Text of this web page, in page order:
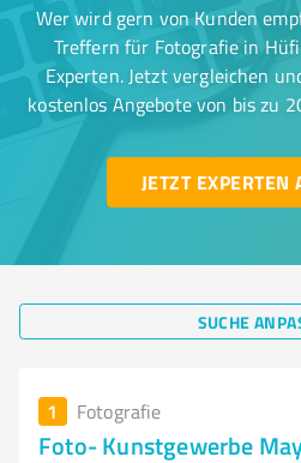
Wer wird gern von Kunden
Treffern für Fotografie in
Experten. Jetzt vergleichen
kostenlos Angebote von bis zu
JETZT EXPERTEN
SUCHE
1 Fotografie
Foto- Kunstgewerbe